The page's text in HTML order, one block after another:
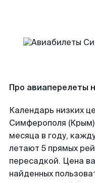
Про авиаперелеты
Календарь низких
Симферополя
месяца в году,
летают 5 прямых
пересадкой. Цена
найденных